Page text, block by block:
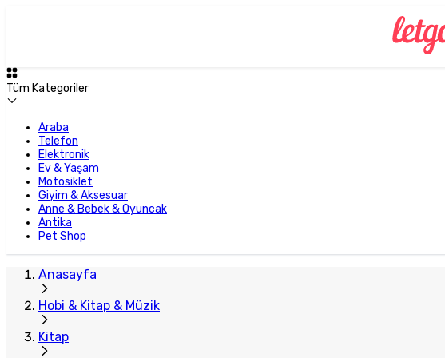
Tüm Kategoriler
Araba
Telefon
Elektronik
Ev & Yaşam
Motosiklet
Giyim & Aksesuar
Anne & Bebek & Oyuncak
Antika
Pet Shop
Anasayfa
Hobi & Kitap & Müzik
Kitap